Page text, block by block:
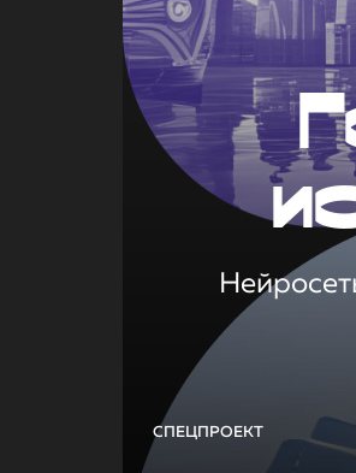
СПЕЦПРОЕКТ